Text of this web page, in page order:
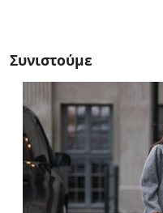
Συνιστούμε